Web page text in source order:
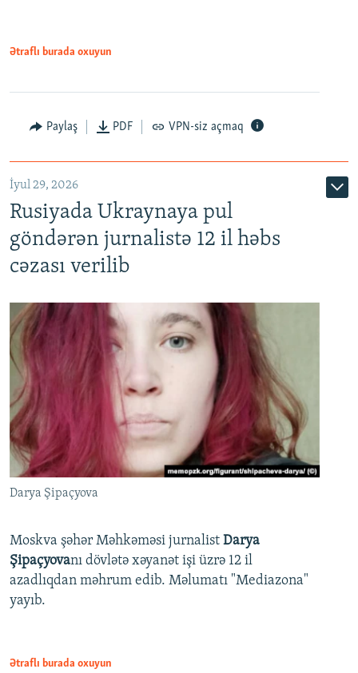
Ətraflı burada oxuyun
Paylaş PDF VPN-siz açmaq
İyul 29, 2026
Rusiyada Ukraynaya pul
göndərən jurnalistə 12 il həbs
cəzası verilib
Darya Şipaçyova
Moskva şəhər Məhkəməsi jurnalist Darya
Şipaçyovanı dövlətə xəyanət işi üzrə 12 il
azadlıqdan məhrum edib. Məlumatı "Mediazona"
yayıb.
Ətraflı burada oxuyun